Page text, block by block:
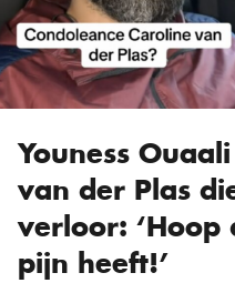
Youness
van der Plas
verloor: ‘Hoop
pijn heeft!’